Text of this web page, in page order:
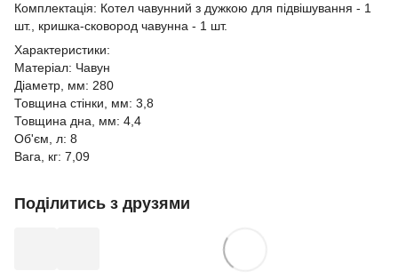
Комплектація: Котел чавунний з дужкою для підвішування - 1
шт., кришка-сковород чавунна - 1 шт.
Характеристики:
Матеріал: Чавун
Діаметр, мм: 280
Товщина стінки, мм: 3,8
Товщина дна, мм: 4,4
Об'єм, л: 8
Вага, кг: 7,09
Поділитись з друзями